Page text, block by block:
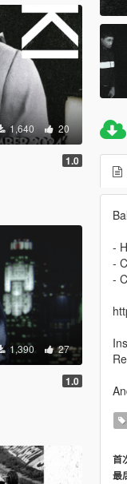
1,640 20
1.0
1,390 27
1.0
-
-
-
首
最